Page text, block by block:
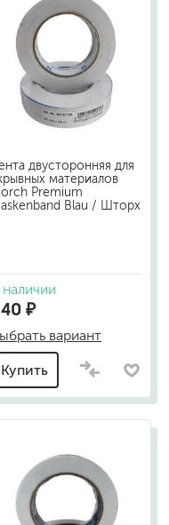
двусторонняя для
материалов
Premium
Blau / Шторх
наличии
₽
вариант
Купить